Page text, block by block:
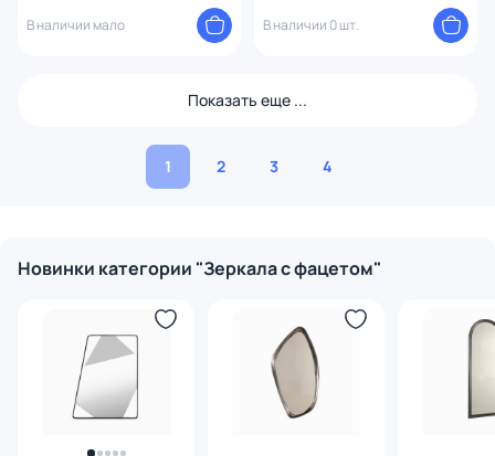
В наличии мало В наличии 0 шт.
Показать еще ...
1 2 3 4
Новинки категории "Зеркала с фацетом"